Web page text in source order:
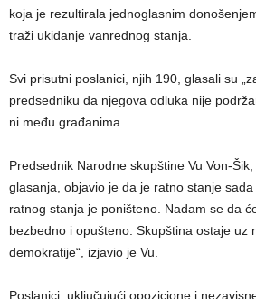
koja je rezultirala jednoglasnim
traži ukidanje vanrednog stanja.
Svi prisutni poslanici, njih 190, glasali su
predsedniku da njegova odluka nije
ni među građanima.
Predsednik Narodne skupštine Vu Von-
glasanja, objavio je da je ratno stanje
ratnog stanja je poništeno. Nadam se da
bezbedno i opušteno. Skupština ostaje uz
demokratije“, izjavio je Vu.
Poslanici, uključujući opozicione i